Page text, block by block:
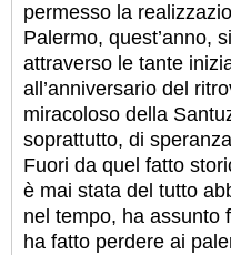
permesso la
Palermo, quest’anno,
attraverso le tante
all’anniversario del
miracoloso della
soprattutto, di
Fuori da quel fatto
è mai stata del tutto
nel tempo, ha assunto
ha fatto perdere ai